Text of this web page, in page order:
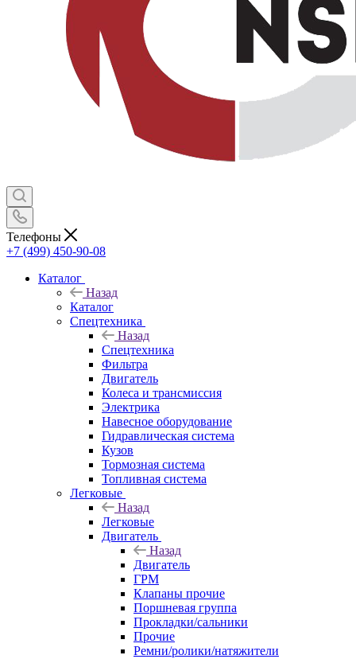
Телефоны
+7 (499) 450-90-08
Каталог
Назад
Каталог
Спецтехника
Назад
Спецтехника
Фильтра
Двигатель
Колеса и трансмиссия
Электрика
Навесное оборудование
Гидравлическая система
Кузов
Тормозная система
Топливная система
Легковые
Назад
Легковые
Двигатель
Назад
Двигатель
ГРМ
Клапаны прочие
Поршневая группа
Прокладки/сальники
Прочие
Ремни/ролики/натяжители